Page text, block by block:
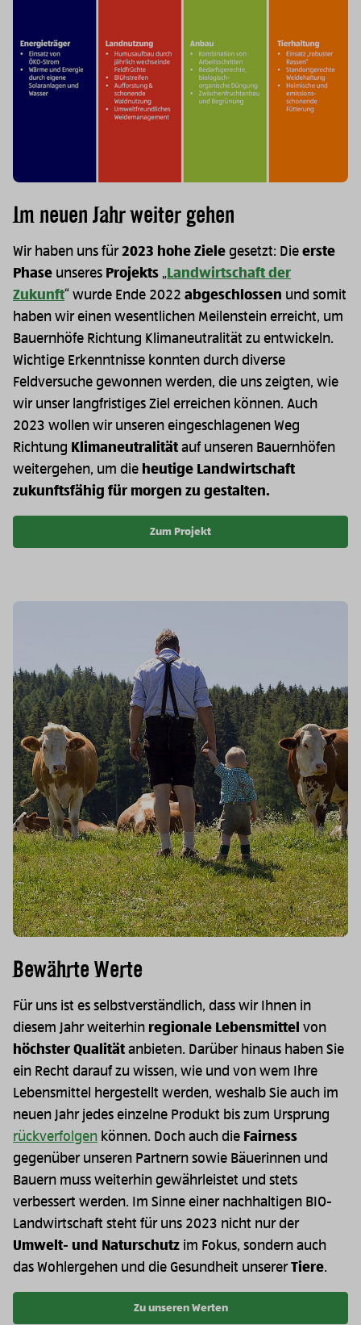
Im neuen Jahr weiter gehen
Wir haben uns für2023 hohe Ziele gesetzt: Die erste
Phase unseres Projekts „ Landwirtschaft der
Zukunft“ wurde Ende 2022 abgeschlossen und somit
haben wir einen wesentlichen Meilenstein erreicht, um
Bauernhöfe Richtung Klimaneutralität zu entwickeln.
Wichtige Erkenntnisse konnten durch diverse
Feldversuche gewonnen werden, die uns zeigten, wie
wir unser langfristiges Ziel erreichen können. Auch
2023 wollen wir unseren eingeschlagenen Weg
Richtung Klimaneutralität auf unseren Bauernhöfen
weitergehen, um die heutige Landwirtschaft
zukunftsfähig für morgen zu gestalten.
Zum Projekt
Bewährte Werte
Für uns ist es selbstverständlich, dass wir Ihnen in
diesem Jahr weiterhin regionale Lebensmittel von
höchster Qualität anbieten. Darüber hinaus haben Sie
ein Recht darauf zu wissen, wie und von wem Ihre
Lebensmittel hergestellt werden, weshalb Sie auch im
neuen Jahr jedes einzelne Produkt bis zum Ursprung
rückverfolgen können. Doch auch die Fairness
gegenüber unseren Partnern sowie Bäuerinnen und
Bauern muss weiterhin gewährleistet und stets
verbessert werden. Im Sinne einer nachhaltigen BIO-
Landwirtschaft steht für uns 2023 nicht nur der
Umwelt- und Naturschutz im Fokus, sondern auch
das Wohlergehen und die Gesundheit unsererTiere.
Zu unseren Werten